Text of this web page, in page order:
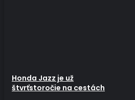
Honda Jazz je už
štvrťstoročie na cestách